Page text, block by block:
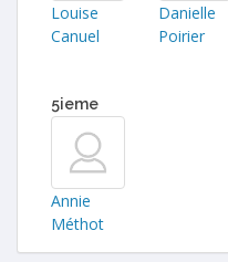
Louise
Canuel
Danielle
Poirier
5ieme
Annie
Méthot